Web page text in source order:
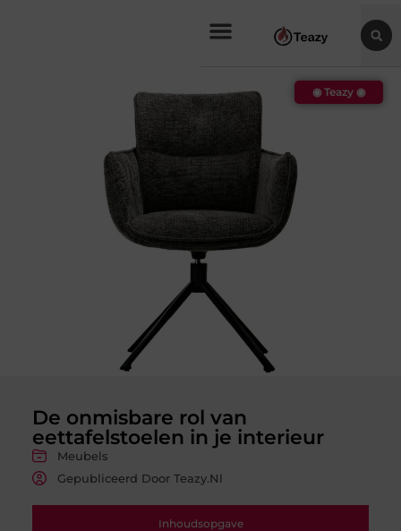
De onmisbare rol van
eettafelstoelen in je interieur
Meubels
Gepubliceerd Door Teazy.nl
Inhoudsopgave
◉ Teazy ◉